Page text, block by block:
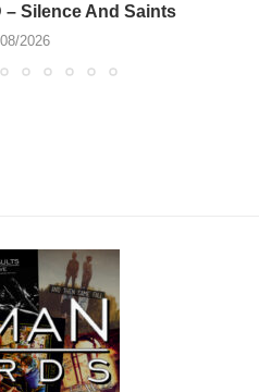
– Silence And Saints
2026